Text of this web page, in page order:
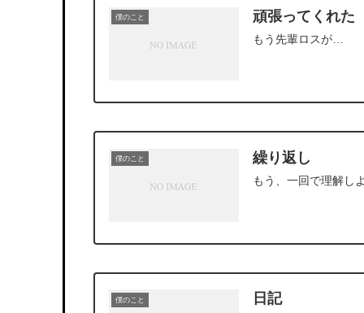
僕のこと 頑張ってくれた
もう先輩ロスが…
僕のこと 繰り返し
もう、一回で理解し
僕のこと 日記